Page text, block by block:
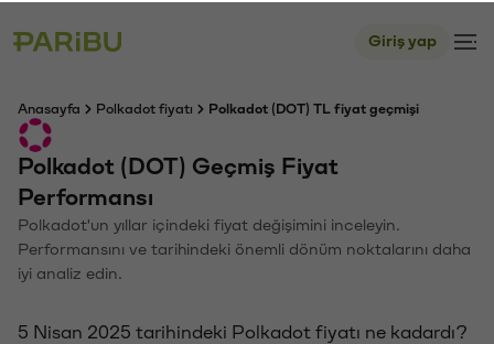
Giriş yap
Anasayfa Polkadot fiyatı Polkadot (DOT) TL fiyat geçmişi
Polkadot (DOT) Geçmiş Fiyat
Performansı
Polkadot'un yıllar içindeki fiyat değişimini inceleyin.
Performansını ve tarihindeki önemli dönüm noktalarını daha
iyi analiz edin.
5 Nisan 2025 tarihindeki Polkadot fiyatı ne kadardı?